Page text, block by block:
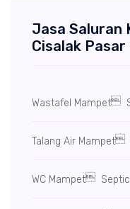
Jasa Saluran
Cisalak Pasar
Wastafel Mampet
Talang Air Mampet
WC Mampet